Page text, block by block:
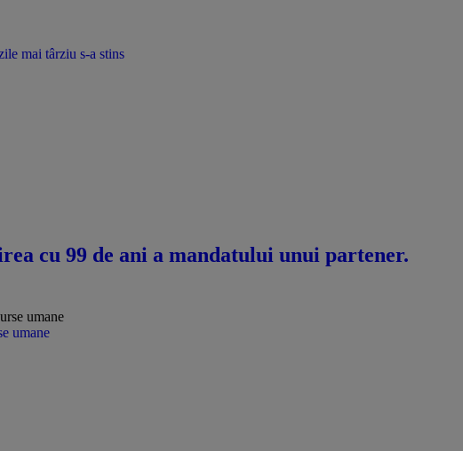
mai târziu s-a stins
cu 99 de ani a mandatului unui partener.
umane